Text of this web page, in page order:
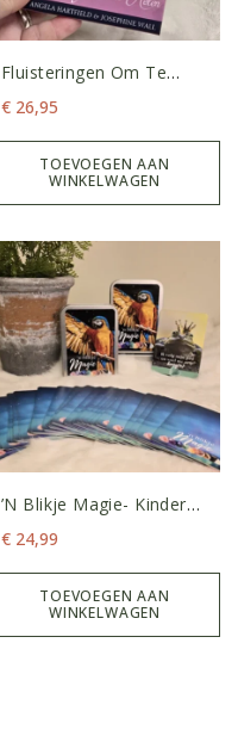
Fluisteringen Om Te
Helen Orakelkaarten
€ 26,95
TOEVOEGEN AAN
WINKELWAGEN
’n Blikje Magie- Kinder
Intentiekaarten
€ 24,99
TOEVOEGEN AAN
WINKELWAGEN